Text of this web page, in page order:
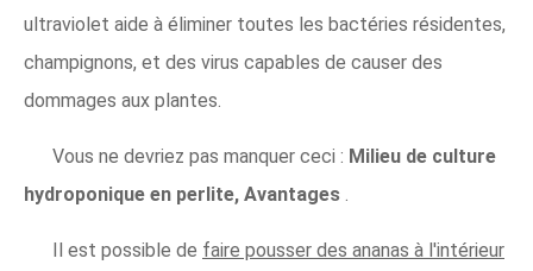
ultraviolet aide à éliminer toutes les bactéries résidentes,
champignons, et des virus capables de causer des
dommages aux plantes.
Vous ne devriez pas manquer ceci : Milieu de culture
hydroponique en perlite, Avantages .
Il est possible de faire pousser des ananas à l'intérieur